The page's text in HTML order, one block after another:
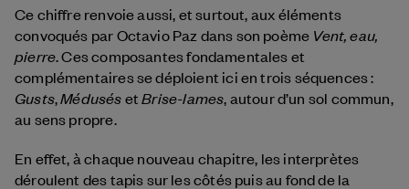
Ce chiffre renvoie aussi, et surtout, aux éléments
convoqués par Octavio Paz dans son poème Vent, eau,
pierre . Ces composantes fondamentales et
complémentaires se déploient ici en trois séquences :
Gusts,Médusés etBrise-lames , autour d’un sol commun,
au sens propre.
En effet, à chaque nouveau chapitre, les interprètes
déroulent des tapis sur les côtés puis au fond de la